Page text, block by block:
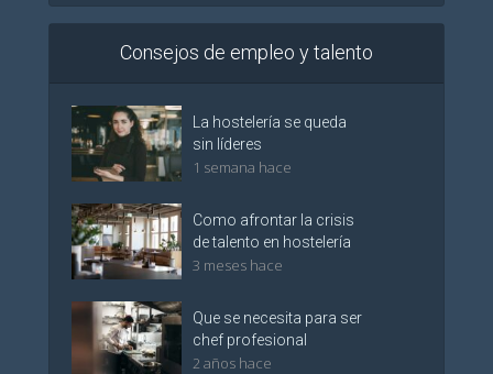
Consejos de empleo y talento
La hostelería se queda
sin líderes
1 semana hace
Como afrontar la crisis
de talento en hostelería
3 meses hace
Que se necesita para ser
chef profesional
2 años hace